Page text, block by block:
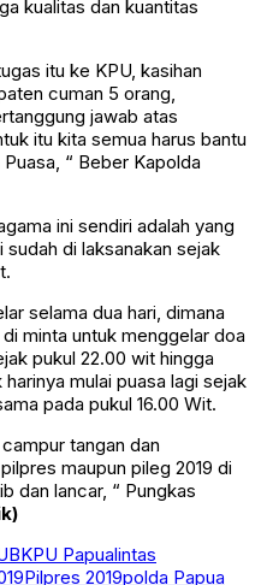
kualitas dan kuantitas
itu ke KPU, kasihan
cuman 5 orang,
jawab atas
itu kita semua harus bantu
“ Beber Kapolda
ini sendiri adalah yang
di laksanakan sejak
selama dua hari, dimana
minta untuk menggelar doa
pukul 22.00 wit hingga
mulai puasa lagi sejak
pada pukul 16.00 Wit.
tangan dan
maupun pileg 2019 di
dan lancar, “ Pungkas
KPU Papualintas
Pilpres 2019polda Papua